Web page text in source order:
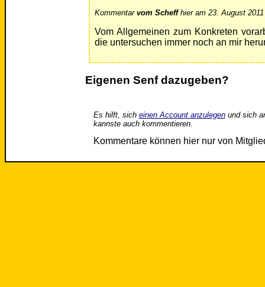
Kommentar vom Scheffhier am 23. August
Vom Allgemeinen zum Konkreten
die untersuchen immer noch an mir
Eigenen Senf dazugeben?
Es hilft, sich einen Account anzulegenund sich
kannste auch kommentieren.
Kommentare können hier nur von